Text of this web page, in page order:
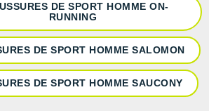
DE SPORT HOMME ON-
RUNNING
DE SPORT HOMME SALOMON
DE SPORT HOMME SAUCONY